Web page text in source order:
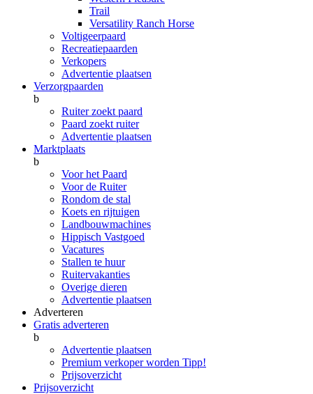
Trail
Versatility Ranch Horse
Voltigeerpaard
Recreatiepaarden
Verkopers
Advertentie plaatsen
Verzorgpaarden
b
Ruiter zoekt paard
Paard zoekt ruiter
Advertentie plaatsen
Marktplaats
b
Voor het Paard
Voor de Ruiter
Rondom de stal
Koets en rijtuigen
Landbouwmachines
Hippisch Vastgoed
Vacatures
Stallen te huur
Ruitervakanties
Overige dieren
Advertentie plaatsen
Adverteren
Gratis adverteren
b
Advertentie plaatsen
Premium verkoper worden Tipp!
Prijsoverzicht
Prijsoverzicht